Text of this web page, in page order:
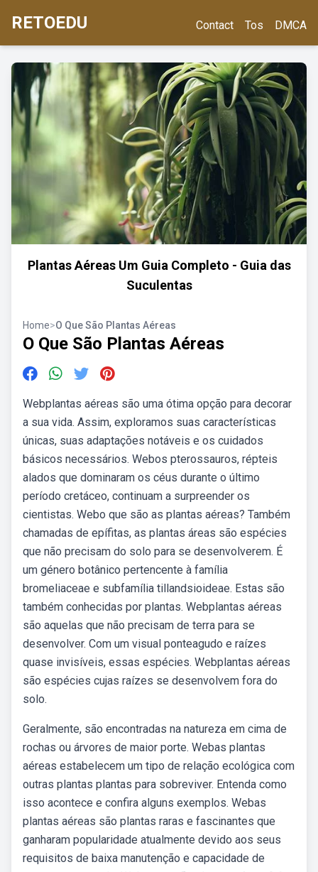
RETOEDU Contact Tos DMCA
Plantas Aéreas Um Guia Completo - Guia das
Suculentas
Home>O Que São Plantas Aéreas
O Que São Plantas Aéreas
Webplantas aéreas são uma ótima opção para decorar
a sua vida. Assim, exploramos suas características
únicas, suas adaptações notáveis e os cuidados
básicos necessários. Webos pterossauros, répteis
alados que dominaram os céus durante o último
período cretáceo, continuam a surpreender os
cientistas. Webo que são as plantas aéreas? Também
chamadas de epífitas, as plantas áreas são espécies
que não precisam do solo para se desenvolverem. É
um género botânico pertencente à família
bromeliaceae e subfamília tillandsioideae. Estas são
também conhecidas por plantas. Webplantas aéreas
são aquelas que não precisam de terra para se
desenvolver. Com um visual ponteagudo e raízes
quase invisíveis, essas espécies. Webplantas aéreas
são espécies cujas raízes se desenvolvem fora do
solo.
Geralmente, são encontradas na natureza em cima de
rochas ou árvores de maior porte. Webas plantas
aéreas estabelecem um tipo de relação ecológica com
outras plantas plantas para sobreviver. Entenda como
isso acontece e confira alguns exemplos. Webas
plantas aéreas são plantas raras e fascinantes que
ganharam popularidade atualmente devido aos seus
requisitos de baixa manutenção e capacidade de